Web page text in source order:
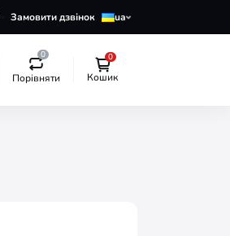
Замовити дзвінок ua
0
Порівняти
0
Кошик